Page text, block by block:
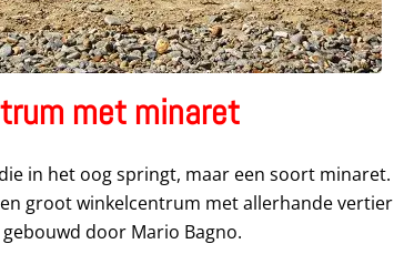
met minaret
in het oog springt, maar een soort minaret.
groot winkelcentrum met allerhande vertier
door Mario Bagno.